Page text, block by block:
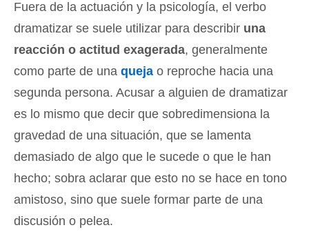
Fuera de la actuación y la psicología, el verbo
dramatizar se suele utilizar para describir una
reacción o actitud exagerada, generalmente
como parte de una queja o reproche hacia una
segunda persona. Acusar a alguien de dramatizar
es lo mismo que decir que sobredimensiona la
gravedad de una situación, que se lamenta
demasiado de algo que le sucede o que le han
hecho; sobra aclarar que esto no se hace en tono
amistoso, sino que suele formar parte de una
discusión o pelea.